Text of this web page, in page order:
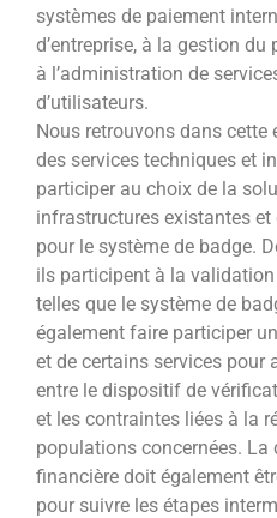
systèmes de paiement
d’entreprise, à la gestion
à l’administration de
d’utilisateurs.
Nous retrouvons dans cette
des services techniques et
participer au choix de la
infrastructures existantes
pour le système de badge.
ils participent à la
telles que le système de
également faire participer
et de certains services pour
entre le dispositif de
et les contraintes liées à la
populations concernées.
financière doit également
pour suivre les étapes